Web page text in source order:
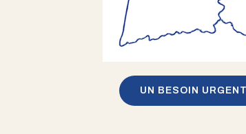
UN BESOIN